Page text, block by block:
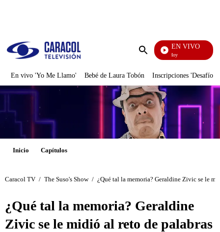
Enviar
EN VIVO
La Finca De Hoy
En vivo 'Yo Me Llamo' Bebé de Laura Tobón Inscripciones 'Desafío'
Inicio Capítulos
Caracol TV / The Suso's Show / ¿Qué tal la memoria? Geraldine Zivic se le
¿Qué tal la memoria? Geraldine
Zivic se le midió al reto de palabras